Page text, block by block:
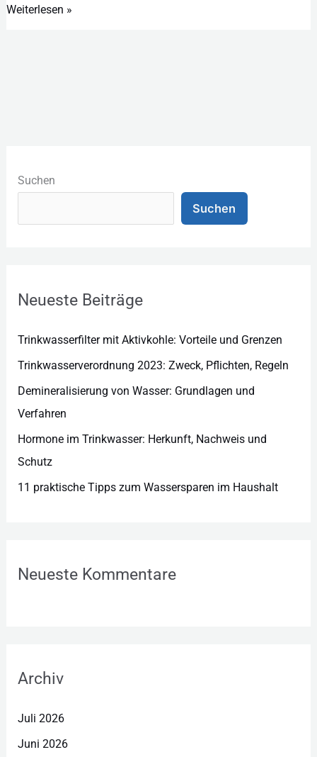
Weiterlesen »
Suchen
Suchen
Neueste Beiträge
Trinkwasserfilter mit Aktivkohle: Vorteile und Grenzen
Trinkwasserverordnung 2023: Zweck, Pflichten, Regeln
Demineralisierung von Wasser: Grundlagen und
Verfahren
Hormone im Trinkwasser: Herkunft, Nachweis und
Schutz
11 praktische Tipps zum Wassersparen im Haushalt
Neueste Kommentare
Archiv
Juli 2026
Juni 2026
a
e
r
e
n